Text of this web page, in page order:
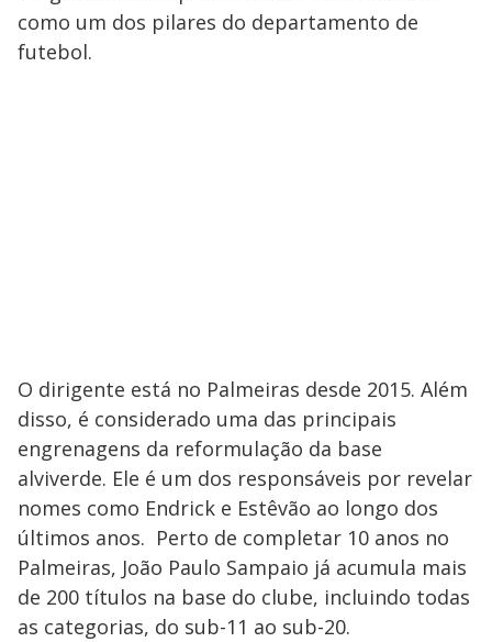
como um dos pilares do departamento de
futebol.
O dirigente está no Palmeiras desde 2015. Além
disso, é considerado uma das principais
engrenagens da reformulação da base
alviverde. Ele é um dos responsáveis por revelar
nomes como Endrick e Estêvão ao longo dos
últimos anos. Perto de completar 10 anos no
Palmeiras, João Paulo Sampaio já acumula mais
de 200 títulos na base do clube, incluindo todas
as categorias, do sub-11 ao sub-20.